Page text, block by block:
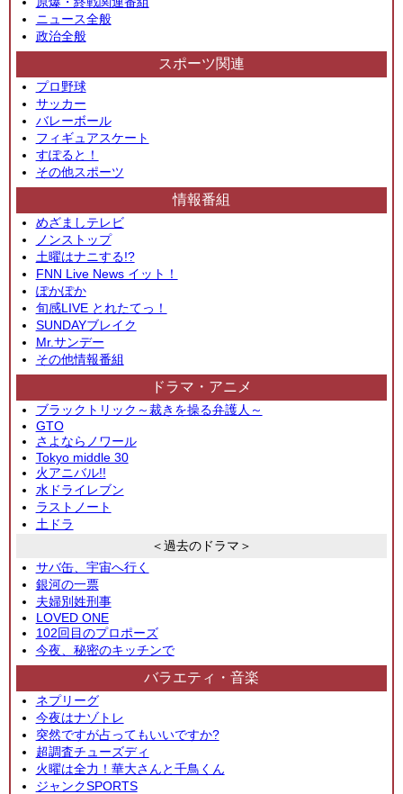
ニュース全般
政治全般
スポーツ関連
プロ野球
サッカー
バレーボール
フィギュアスケート
すぽると！
その他スポーツ
情報番組
めざましテレビ
ノンストップ
土曜はナニする!?
FNN Live News イット！
ぽかぽか
旬感LIVE とれたてっ！
SUNDAYブレイク
Mr.サンデー
その他情報番組
ドラマ・アニメ
ブラックトリック～裁きを操る弁護人～
GTO
さよならノワール
Tokyo middle 30
火アニバル!!
水ドライレブン
ラストノート
土ドラ
＜過去のドラマ＞
サバ缶、宇宙へ行く
銀河の一票
夫婦別姓刑事
LOVED ONE
102回目のプロポーズ
今夜、秘密のキッチンで
バラエティ・音楽
ネプリーグ
今夜はナゾトレ
突然ですが占ってもいいですか?
超調査チューズディ
火曜は全力！華大さんと千鳥くん
ジャンクSPORTS